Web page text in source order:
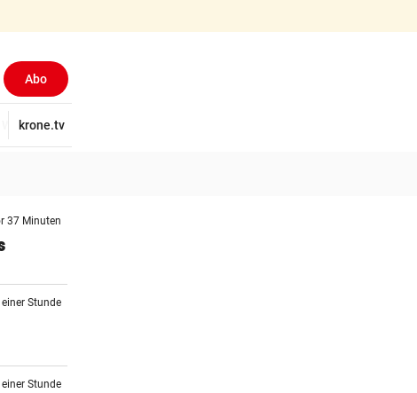
Abo
Wirtschaft
krone.tv
37 Minuten
Stunde
Stunde